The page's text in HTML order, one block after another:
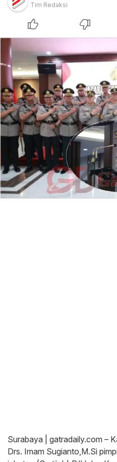
Tim Redaksi
Surabaya | gatradaily.com –
Drs. Imam Sugianto,M.Si